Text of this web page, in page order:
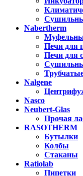
Nabertherm
Печи для
Печи для
Nalgene
Nasco
Neubert-Glas
Прочая
RASOTHERM
Бутылки
Колбы
Стаканы
Ratiolab
Пипетки